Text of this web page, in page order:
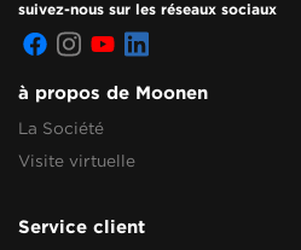
suivez-nous sur les réseaux sociaux
à propos de Moonen
La Société
Visite virtuelle
Service client